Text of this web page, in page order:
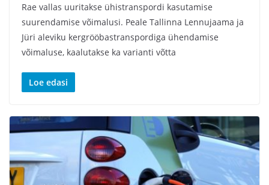
Rae vallas uuritakse ühistranspordi kasutamise
suurendamise võimalusi. Peale Tallinna Lennujaama ja
Jüri aleviku kergrööbastranspordiga ühendamise
võimaluse, kaalutakse ka varianti võtta
Loe edasi